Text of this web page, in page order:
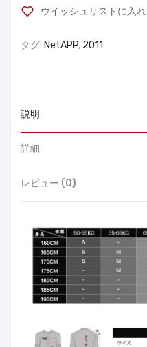
ウイッシュリストに入れ
タグ: NetAPP, 2011
説明
詳細
レビュー (0)